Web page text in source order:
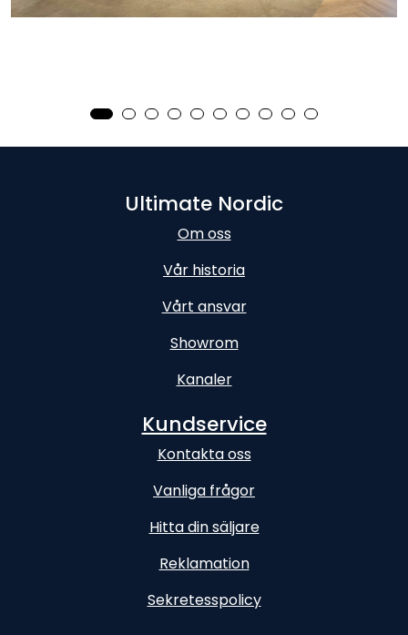
Ultimate Nordic
Om oss
Vår historia
Vårt ansvar
Showrom
Kanaler
Kundservice
Kontakta oss
Vanliga frågor
Hitta din säljare
Reklamation
Sekretesspolicy